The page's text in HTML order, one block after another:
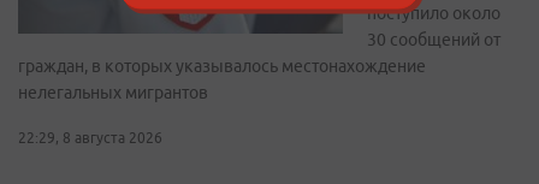
поступило около
30 сообщений от
граждан, в которых указывалось местонахождение
нелегальных мигрантов
22:29, 8 августа 2026